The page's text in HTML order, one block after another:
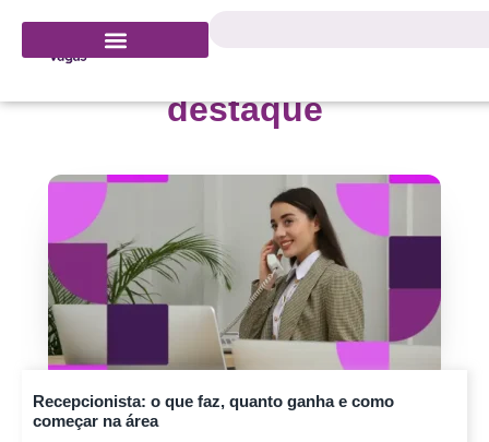
Confira os artigos em
destaque
Recepcionista: o que faz, quanto ganha e como
começar na área